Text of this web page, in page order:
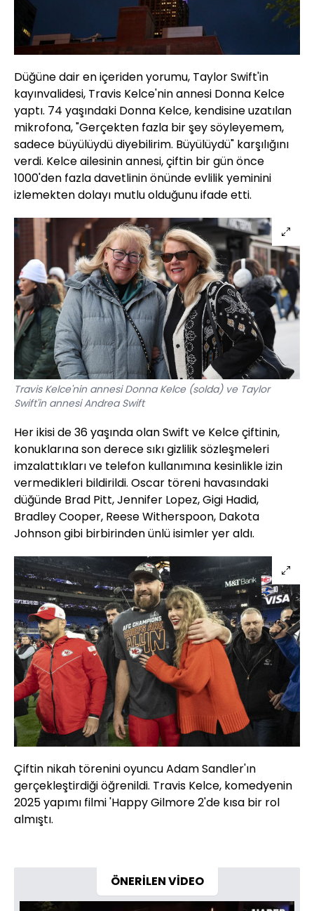
Düğüne dair en içeriden yorumu, Taylor Swift'in
kayınvalidesi, Travis Kelce'nin annesi Donna Kelce
yaptı. 74 yaşındaki Donna Kelce, kendisine uzatılan
mikrofona, "Gerçekten fazla bir şey söyleyemem,
sadece büyülüydü diyebilirim. Büyülüydü" karşılığını
verdi. Kelce ailesinin annesi, çiftin bir gün önce
1000'den fazla davetlinin önünde evlilik yeminini
izlemekten dolayı mutlu olduğunu ifade etti.
Travis Kelce'nin annesi Donna Kelce (solda) ve Taylor
Swift'in annesi Andrea Swift
Her ikisi de 36 yaşında olan Swift ve Kelce çiftinin,
konuklarına son derece sıkı gizlilik sözleşmeleri
imzalattıkları ve telefon kullanımına kesinlikle izin
vermedikleri bildirildi. Oscar töreni havasındaki
düğünde Brad Pitt, Jennifer Lopez, Gigi Hadid,
Bradley Cooper, Reese Witherspoon, Dakota
Johnson gibi birbirinden ünlü isimler yer aldı.
Çiftin nikah törenini oyuncu Adam Sandler'ın
gerçekleştirdiği öğrenildi. Travis Kelce, komedyenin
2025 yapımı filmi 'Happy Gilmore 2'de kısa bir rol
almıştı.
ÖNERİLEN VİDEO